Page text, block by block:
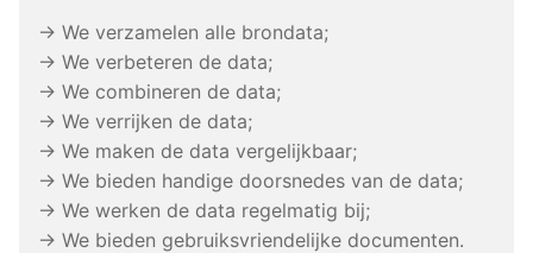
→ We verzamelen alle brondata;
→ We verbeteren de data;
→ We combineren de data;
→ We verrijken de data;
→ We maken de data vergelijkbaar;
→ We bieden handige doorsnedes van de data;
→ We werken de data regelmatig bij;
→ We bieden gebruiksvriendelijke documenten.